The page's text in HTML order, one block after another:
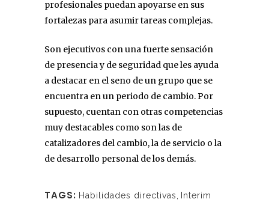
profesionales puedan apoyarse en sus
fortalezas para asumir tareas complejas.
Son ejecutivos con una fuerte sensación
de presencia y de seguridad que les ayuda
a destacar en el seno de un grupo que se
encuentra en un periodo de cambio. Por
supuesto, cuentan con otras competencias
muy destacables como son las de
catalizadores del cambio, la de servicio o la
de desarrollo personal de los demás.
TAGS: Habilidades directivas
Interim